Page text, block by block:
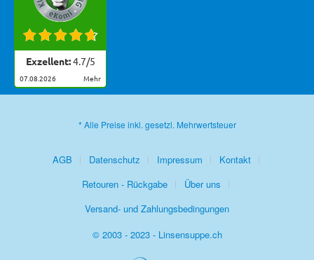
Exzellent:4.7/5
07.08.2026 mehr
* Alle Preise inkl. gesetzl. Mehrwertsteuer
AGB Datenschutz Impressum
Kontakt
Retouren - Rückgabe
Über uns
Versand- und Zahlungsbedingungen
© 2003 - 2023 - Linsensuppe.ch